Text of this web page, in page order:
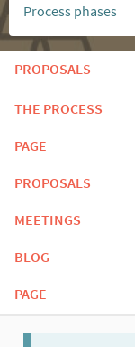
Process phases
PROPOSALS
THE PROCESS
PAGE
PROPOSALS
MEETINGS
BLOG
PAGE